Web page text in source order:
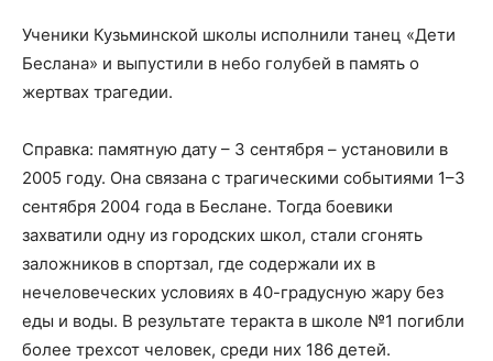
Ученики Кузьминской школы исполнили танец «Дети
Беслана» и выпустили в небо голубей в память о
жертвах трагедии.
Справка: памятную дату – 3 сентября – установили в
2005 году. Она связана с трагическими событиями 1–3
сентября 2004 года в Беслане. Тогда боевики
захватили одну из городских школ, стали сгонять
заложников в спортзал, где содержали их в
нечеловеческих условиях в 40-градусную жару без
еды и воды. В результате теракта в школе №1 погибли
более трехсот человек, среди них 186 детей.